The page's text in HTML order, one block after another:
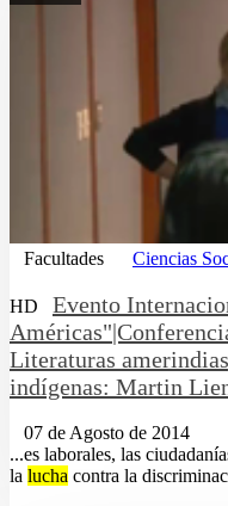
Facultades Ciencias
HD
Evento
Literaturas
indígenas: Martin
07 de Agosto de 2014
...es laborales, las
la lucha contra la